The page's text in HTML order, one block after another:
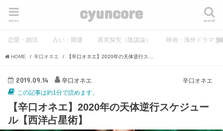
cyuncore search
menu
恋愛・婚活 占い・開運 真実探究（陰謀論） 映画・海外ドラマ・
HOME 辛口オネエ
辛口オネエ
2019.09.14
辛口オネエ
この記事は約1分で読めます。
【辛口オネエ】2020年の天体逆行スケジュー
ル【西洋占星術】